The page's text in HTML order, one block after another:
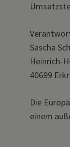
Sascha
Heinrich-
40699
Die
einem